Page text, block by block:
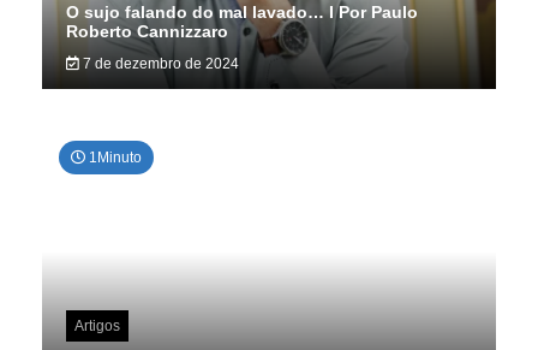
O sujo falando do mal lavado… I Por Paulo
Roberto Cannizzaro
7 de dezembro de 2024
1Minuto
Artigos